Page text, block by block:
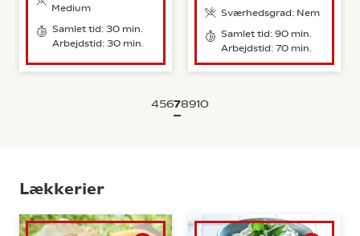
Medium
Samlet tid: 30 min.
Arbejdstid: 30 min.
Sværhedsgrad: Nem
Samlet tid: 90 min.
Arbejdstid: 70 min.
45678910
Lækkerier